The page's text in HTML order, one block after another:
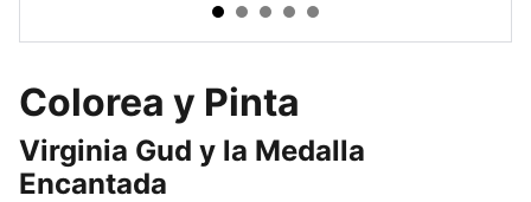
Colorea y Pinta
Virginia Gud y la Medalla
Encantada